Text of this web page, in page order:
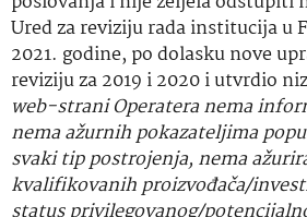
Ured za reviziju rada institucija u
2021. godine, po dolasku nove
reviziju za 2019 i 2020 i utvrdio
web-strani Operatera nema
nema ažurnih pokazateljima
svaki tip postrojenja, nema
kvalifikovanih proizvođača/